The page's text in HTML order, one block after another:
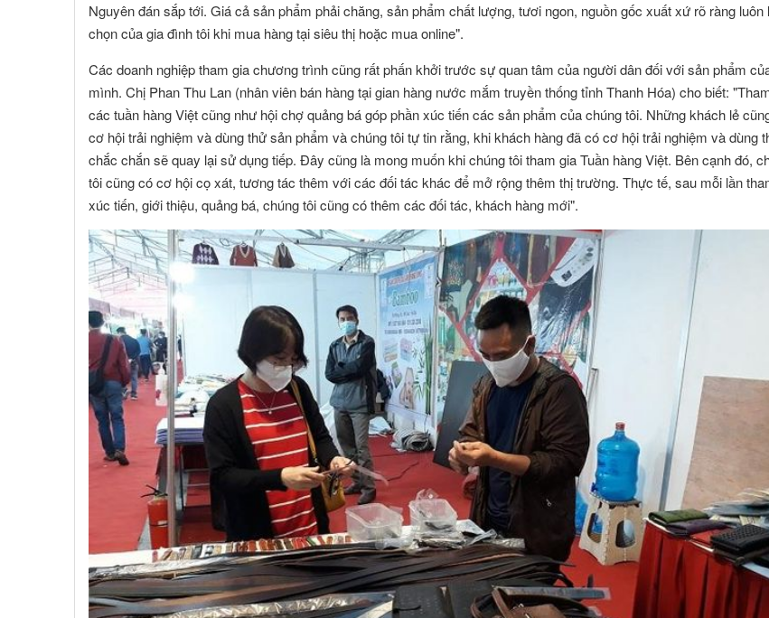
Nguyên đán sắp tới. Giá cả sản phẩm phải chăng, sản phẩm chất lượng, tươi ngon, nguồn gốc xuất xứ rõ ràng luôn
chọn của gia đình tôi khi mua hàng tại siêu thị hoặc mua online".
Các doanh nghiệp tham gia chương trình cũng rất phấn khởi trước sự quan tâm của người dân đối với sản phẩm
mình. Chị Phan Thu Lan (nhân viên bán hàng tại gian hàng nước mắm truyền thống tỉnh Thanh Hóa) cho biết:
các tuần hàng Việt cũng như hội chợ quảng bá góp phần xúc tiến các sản phẩm của chúng tôi. Những khách lẻ
cơ hội trải nghiệm và dùng thử sản phẩm và chúng tôi tự tin rằng, khi khách hàng đã có cơ hội trải nghiệm và dùng
chắc chắn sẽ quay lại sử dụng tiếp. Đây cũng là mong muốn khi chúng tôi tham gia Tuần hàng Việt. Bên cạnh đó,
tôi cũng có cơ hội cọ xát, tương tác thêm với các đối tác khác để mở rộng thêm thị trường. Thực tế, sau mỗi lần
xúc tiến, giới thiệu, quảng bá, chúng tôi cũng có thêm các đối tác, khách hàng mới".
NGUYỄN MINH CHÁNH
Ty TNHH MTV Nhà Đất Cần Thơ 9999
Hội viên : TRƯƠNG CÔNG VŨ
Công Ty Cổ Phần Công Nghệ Năng Lượng
Toàn Cầu
Hội viên : Đặng Thị Như Ý
Công ty TNHH Thương Mại và Dịch